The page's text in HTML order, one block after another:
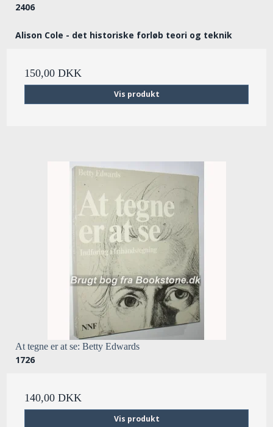
2406
Alison Cole - det historiske forløb teori og teknik
150,00 DKK
Vis produkt
At tegne er at se: Betty Edwards
1726
140,00 DKK
Vis produkt